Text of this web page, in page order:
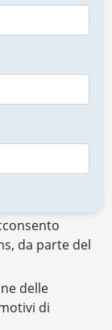
da parte del
delle
di